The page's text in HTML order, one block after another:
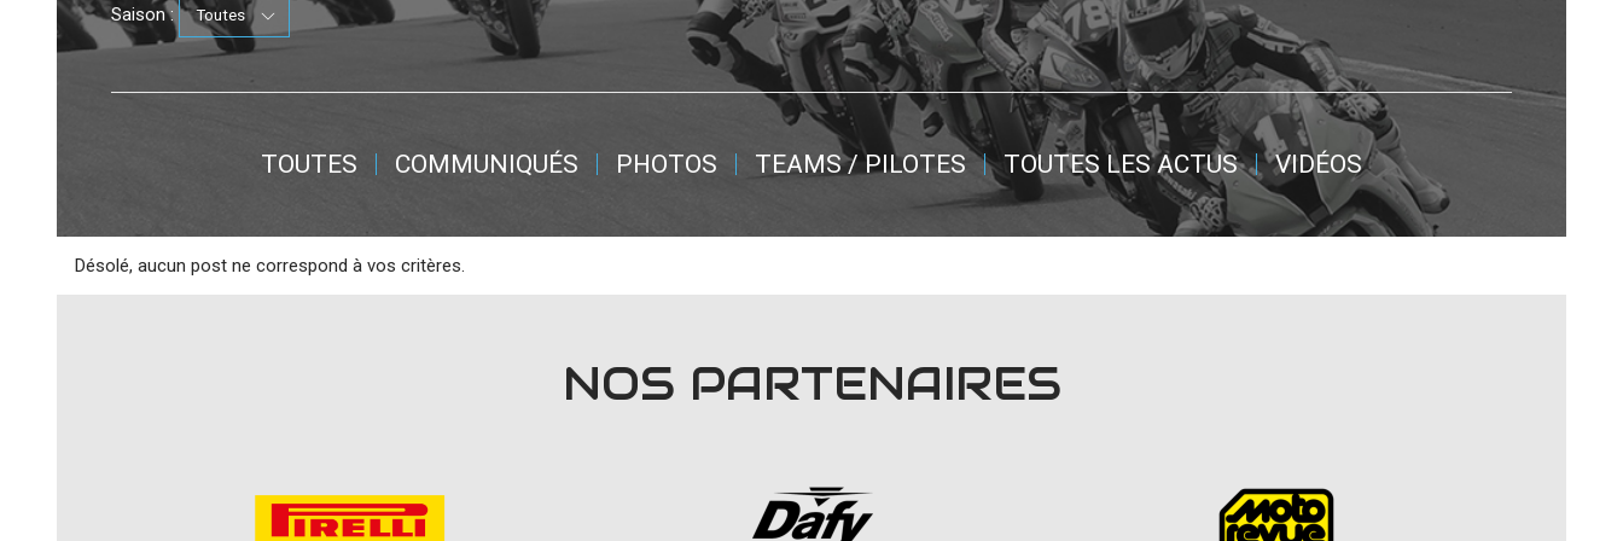
Saison :
TOUTES COMMUNIQUÉS PHOTOS TEAMS / PILOTES TOUTES LES ACTUS VIDÉOS
Désolé, aucun post ne correspond à vos critères.
NOS PARTENAIRES